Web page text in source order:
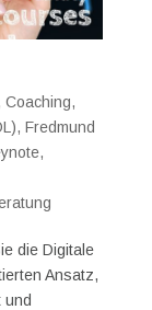
Coaching,
, Fredmund
,
die Digitale
Ansatz,
und